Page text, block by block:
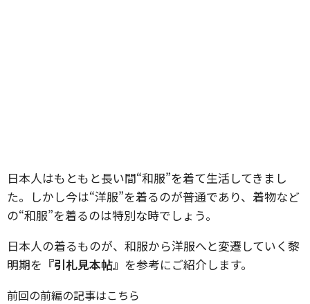
日本人はもともと長い間“和服”を着て生活してきまし
た。しかし今は“洋服”を着るのが普通であり、着物など
の“和服”を着るのは特別な時でしょう。
日本人の着るものが、和服から洋服へと変遷していく黎
明期を 『引札見本帖』 を参考にご紹介します。
前回の前編の記事はこちら